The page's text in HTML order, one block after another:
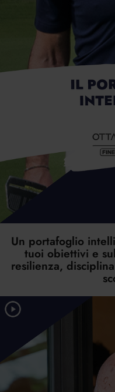
Un portafoglio
tuoi obiettivi e
resilienza,